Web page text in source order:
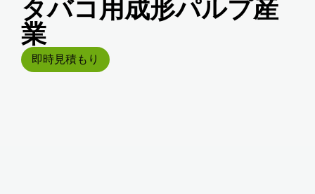
タバコ用成形パルプ産
業
即時見積もり